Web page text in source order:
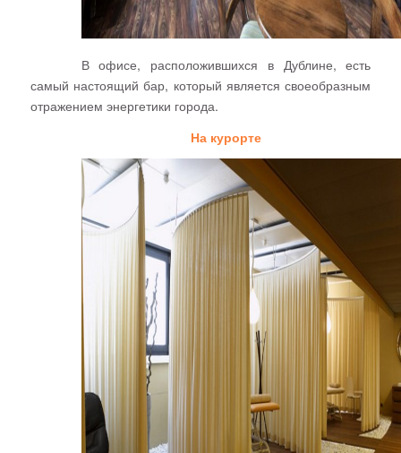
В офисе, расположившихся в Дублине, есть
самый настоящий бар, который является своеобразным
отражением энергетики города.
На курорте